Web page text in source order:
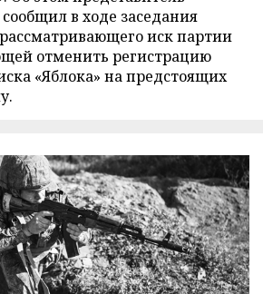
в ходе заседания
иск партии
отменить регистрацию
«Яблока» на предстоящих